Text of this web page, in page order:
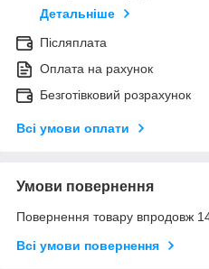
Детальніше
Післяплата
Оплата на рахунок
Безготівковий розрахунок
Всі умови оплати
Умови повернення
Повернення товару впродовж
Всі умови повернення